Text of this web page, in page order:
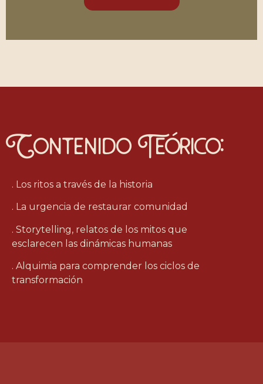
Contenido Teórico:
. Los ritos a través de la historia
. La urgencia de restaurar comunidad
. Storytelling, relatos de los mitos que
esclarecen las dinámicas humanas
. Alquimia para comprender los ciclos de
transformación